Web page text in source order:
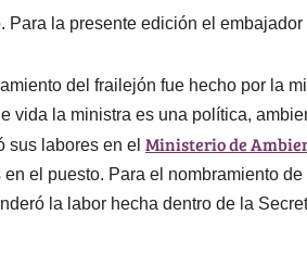
Para la presente edición el
del frailejón fue hecho por la
vida la ministra es una política,
sus labores en el Ministerio de
en el puesto. Para el nombramiento
la labor hecha dentro de la